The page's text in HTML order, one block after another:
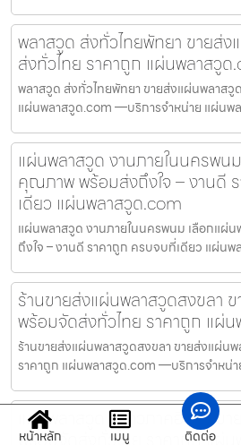
พลาสวูด ส่งทั่วไทยพัทยา ขายส่
ส่งทั่วไทย ราคาถูก แผ่นพลาสวูด
พลาสวูด ส่งทั่วไทยพัทยา ขายส่งแผ่นพลาส
แผ่นพลาสวูด.com —บริการจำหน่าย แผ่นพ
แผ่นพลาสวูด งานภายในนครพน
คุณภาพ พร้อมส่งถึงใจ – งานดี
เดียว แผ่นพลาสวูด.com
แผ่นพลาสวูด งานภายในนครพนม เลือกแผ่
ถึงใจ – งานดี ราคาถูก ครบจบที่เดียว แผ่น
ร้านขายส่งแผ่นพลาสวูดสงขลา
พร้อมจัดส่งทั่วไทย ราคาถูก แผ่
ร้านขายส่งแผ่นพลาสวูดสงขลา ขายส่งแผ่น
ราคาถูก แผ่นพลาสวูด.com —บริการจำหน่
แผ่นพลาสวูด สีขาวภาคอีสาน ขา
พร้อมจัดส่งทั่วไทย ราคาถูก แผ่น
หน้าหลัก เมนู ติดต่อ